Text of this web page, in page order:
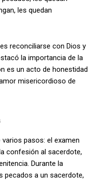
les quedan
reconciliarse con Dios y
la importancia de la
es un acto de honestidad
misericordioso de
pasos: el examen
confesión al sacerdote,
Durante la
pecados a un sacerdote,